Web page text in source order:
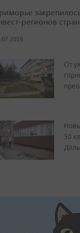
регионов
От
50